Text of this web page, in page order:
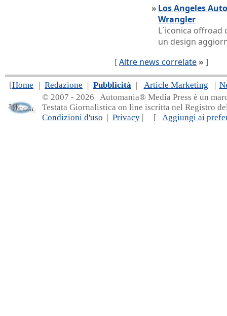
» Los Angeles
Wrangler
L´iconica
un design
[Altre news correlate » ]
[Home | Redazione | Pubblicità | Article Marketing |
© 2007 - 2026 Automania® Media Press è un
Testata Giornalistica on line iscritta nel Registro
Condizioni d'uso | Privacy | [ Aggiungi ai